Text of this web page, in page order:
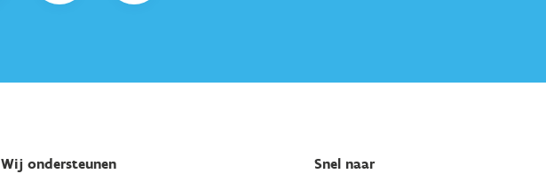
Wij ondersteunen Snel naar